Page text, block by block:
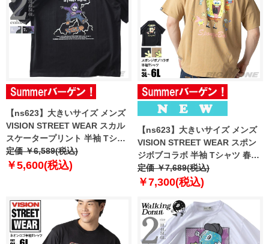
【ns623】大きいサイズ メンズ
VISION STREET WEAR スカル
スケータープリント 半袖 Tシャ
ツ 5505701
定価 ￥6,589(税込)
￥5,600(税込)
【ns623】大きいサイズ メンズ
VISION STREET WEAR スポン
ジボブコラボ 半袖 Tシャツ 春夏
新作 6505704 【fre】
定価 ￥7,689(税込)
￥7,300(税込)